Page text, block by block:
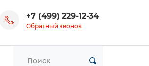
+7 (499) 229-12-34
Обратный звонок